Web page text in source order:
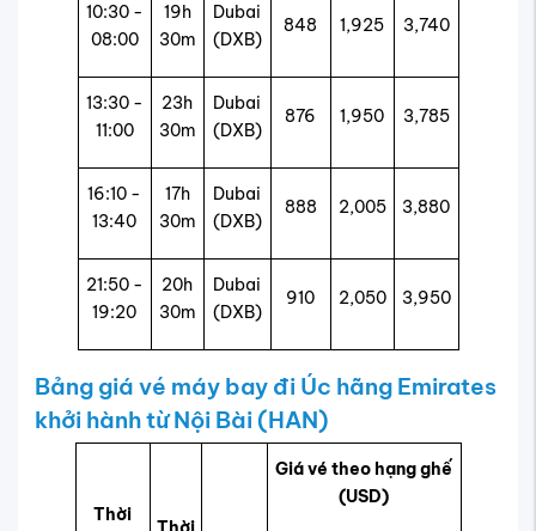
10:30 -
08:00
19h
30m
Dubai
(DXB)
848 1,925 3,740
13:30 -
11:00
23h
30m
Dubai
(DXB)
876 1,950 3,785
16:10 -
13:40
17h
30m
Dubai
(DXB)
888 2,005 3,880
21:50 -
19:20
20h
30m
Dubai
(DXB)
910 2,050 3,950
Bảng giá vé máy bay đi Úc hãng Emirates
khởi hành từ Nội Bài (HAN)
Thời
Giá vé theo hạng ghế
(USD)